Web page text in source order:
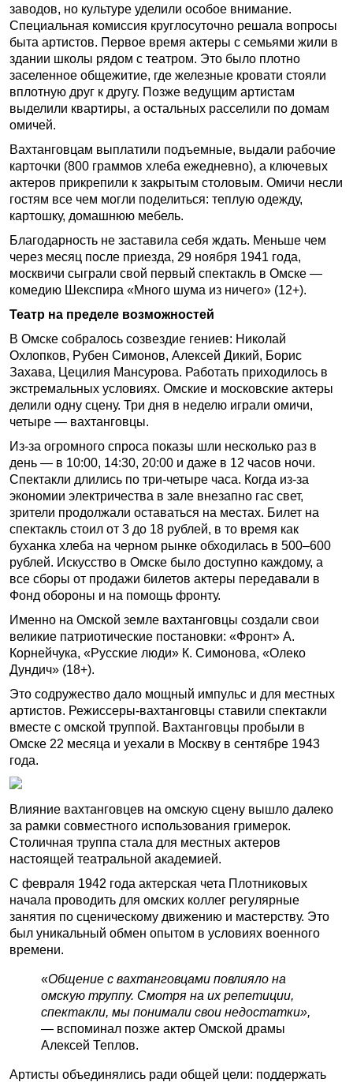
заводов, но культуре уделили особое внимание.
Специальная комиссия круглосуточно решала вопросы
быта артистов. Первое время актеры с семьями жили в
здании школы рядом с театром. Это было плотно
заселенное общежитие, где железные кровати стояли
вплотную друг к другу. Позже ведущим артистам
выделили квартиры, а остальных расселили по домам
омичей.
Вахтанговцам выплатили подъемные, выдали рабочие
карточки (800 граммов хлеба ежедневно), а ключевых
актеров прикрепили к закрытым столовым. Омичи несли
гостям все чем могли поделиться: теплую одежду,
картошку, домашнюю мебель.
Благодарность не заставила себя ждать. Меньше чем
через месяц после приезда, 29 ноября 1941 года,
москвичи сыграли свой первый спектакль в Омске —
комедию Шекспира «Много шума из ничего» (12+).
Театр на пределе возможностей
В Омске собралось созвездие гениев: Николай
Охлопков, Рубен Симонов, Алексей Дикий, Борис
Захава, Цецилия Мансурова. Работать приходилось в
экстремальных условиях. Омские и московские актеры
делили одну сцену. Три дня в неделю играли омичи,
четыре — вахтанговцы.
Из-за огромного спроса показы шли несколько раз в
день — в 10:00, 14:30, 20:00 и даже в 12 часов ночи.
Спектакли длились по три-четыре часа. Когда из-за
экономии электричества в зале внезапно гас свет,
зрители продолжали оставаться на местах. Билет на
спектакль стоил от 3 до 18 рублей, в то время как
буханка хлеба на черном рынке обходилась в 500–600
рублей. Искусство в Омске было доступно каждому, а
все сборы от продажи билетов актеры передавали в
Фонд обороны и на помощь фронту.
Именно на Омской земле вахтанговцы создали свои
великие патриотические постановки: «Фронт» А.
Корнейчука, «Русские люди» К. Симонова, «Олеко
Дундич» (18+).
Это содружество дало мощный импульс и для местных
артистов. Режиссеры-вахтанговцы ставили спектакли
вместе с омской труппой. Вахтанговцы пробыли в
Омске 22 месяца и уехали в Москву в сентябре 1943
года.
Влияние вахтанговцев на омскую сцену вышло далеко
за рамки совместного использования гримерок.
Столичная труппа стала для местных актеров
настоящей театральной академией.
С февраля 1942 года актерская чета Плотниковых
начала проводить для омских коллег регулярные
занятия по сценическому движению и мастерству. Это
был уникальный обмен опытом в условиях военного
времени.
«Общение с вахтанговцами повлияло на
омскую труппу. Смотря на их репетиции,
спектакли, мы понимали свои недостатки»,
— вспоминал позже актер Омской драмы
Алексей Теплов.
Артисты объединялись ради общей цели: поддержать